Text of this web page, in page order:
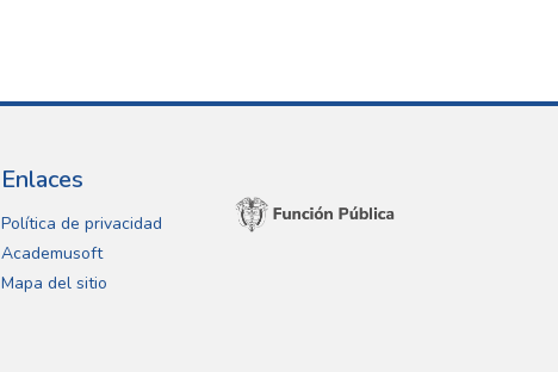
Enlaces
Política de privacidad
Academusoft
Mapa del sitio